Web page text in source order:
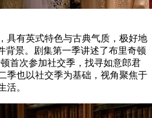
有英式特色与古典气质，极好地
背景。剧集第一季讲述了布里奇顿
首次参加社交季，找寻如意郎君
季也以社交季为基础，视角聚焦于
活。